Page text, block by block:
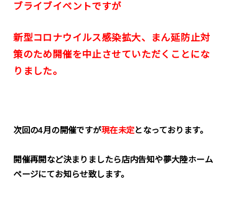
ブライブイベントですが
新型コロナウイルス感染拡大、まん延防止対
策のため開催を中止させていただくことにな
りました。
次回の4月の開催ですが現在未定となっております。
開催再開など決まりましたら店内告知や夢大陸ホーム
ページにてお知らせ致します。